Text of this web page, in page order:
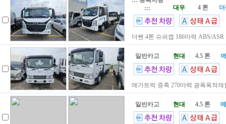
:::
대우 4 톤
더쎈 4톤 슈퍼캡 186마력 ABS/
일반카고 현대 4.5 톤
메가트럭 중축 270마력 광폭폭적
일반카고 현대 4.5 톤